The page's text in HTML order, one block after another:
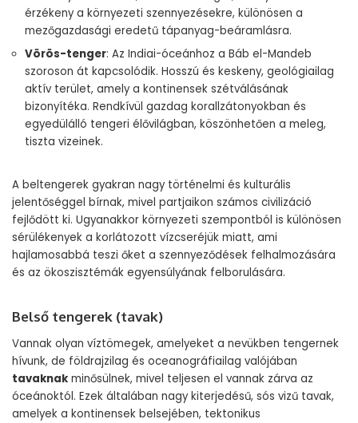
érzékeny a környezeti szennyezésekre, különösen a
mezőgazdasági eredetű tápanyag-beáramlásra.
Vörös-tenger: Az Indiai-óceánhoz a Báb el-Mandeb
szoroson át kapcsolódik. Hosszú és keskeny, geológiailag
aktív terület, amely a kontinensek szétválásának
bizonyítéka. Rendkívül gazdag korallzátonyokban és
egyedülálló tengeri élővilágban, köszönhetően a meleg,
tiszta vizeinek.
A beltengerek gyakran nagy történelmi és kulturális
jelentőséggel bírnak, mivel partjaikon számos civilizáció
fejlődött ki. Ugyanakkor környezeti szempontból is különösen
sérülékenyek a korlátozott vízcseréjük miatt, ami
hajlamosabbá teszi őket a szennyeződések felhalmozására
és az ökoszisztémák egyensúlyának felborulására.
Belső tengerek (tavak)
Vannak olyan víztömegek, amelyeket a nevükben tengernek
hívunk, de földrajzilag és oceanográfiailag valójában
tavaknak minősülnek, mivel teljesen el vannak zárva az
óceánoktól. Ezek általában nagy kiterjedésű, sós vizű tavak,
amelyek a kontinensek belsejében, tektonikus